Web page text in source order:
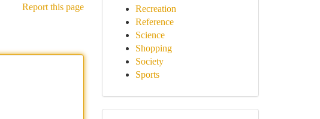
Report this page
Recreation
Reference
Science
Shopping
Society
Sports